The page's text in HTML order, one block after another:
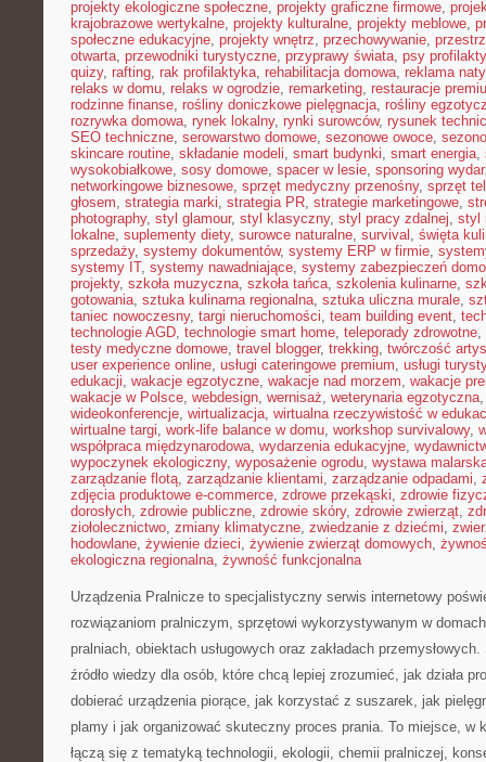
projekty ekologiczne społeczne, projekty graficzne firmowe,
krajobrazowe wertykalne, projekty kulturalne, projekty meblowe,
społeczne edukacyjne, projekty wnętrz, przechowywanie,
otwarta, przewodniki turystyczne, przyprawy świata, psy
quizy, rafting, rak profilaktyka, rehabilitacja domowa, reklama
relaks w domu, relaks w ogrodzie, remarketing, restauracje
rodzinne finanse, rośliny doniczkowe pielęgnacja, rośliny
rozrywka domowa, rynek lokalny, rynki surowców, rysunek
SEO techniczne, serowarstwo domowe, sezonowe owoce,
skincare routine, składanie modeli, smart budynki, smart energia,
wysokobiałkowe, sosy domowe, spacer w lesie, sponsoring
networkingowe biznesowe, sprzęt medyczny przenośny, sprzęt
głosem, strategia marki, strategia PR, strategie marketingowe,
photography, styl glamour, styl klasyczny, styl pracy zdalnej, styl
lokalne, suplementy diety, surowce naturalne, survival , święta
sprzedaży, systemy dokumentów, systemy ERP w firmie,
systemy IT, systemy nawadniające, systemy zabezpieczeń
projekty, szkoła muzyczna, szkoła tańca, szkolenia kulinarne,
gotowania, sztuka kulinarna regionalna, sztuka uliczna murale,
taniec nowoczesny, targi nieruchomości, team building event,
technologie AGD, technologie smart home, teleporady zdrowotne,
testy medyczne domowe, travel blogger, trekking, twórczość
user experience online, usługi cateringowe premium, usługi
edukacji, wakacje egzotyczne, wakacje nad morzem, wakacje
wakacje w Polsce, webdesign, wernisaż, weterynaria egzotyczna
wideokonferencje, wirtualizacja, wirtualna rzeczywistość w
wirtualne targi, work-life balance w domu, workshop survivalowy,
współpraca międzynarodowa, wydarzenia edukacyjne,
wypoczynek ekologiczny, wyposażenie ogrodu, wystawa
zarządzanie flotą, zarządzanie klientami, zarządzanie odpadami,
zdjęcia produktowe e-commerce, zdrowe przekąski, zdrowie
dorosłych, zdrowie publiczne, zdrowie skóry, zdrowie zwierząt,
ziołolecznictwo, zmiany klimatyczne, zwiedzanie z dziećmi,
hodowlane, żywienie dzieci, żywienie zwierząt domowych,
ekologiczna regionalna, żywność funkcjonalna
Urządzenia Pralnicze to specjalistyczny serwis internetowy
rozwiązaniom pralniczym, sprzętowi wykorzystywanym w
pralniach, obiektach usługowych oraz zakładach
źródło wiedzy dla osób, które chcą lepiej zrozumieć, jak działa
dobierać urządzenia piorące, jak korzystać z suszarek, jak
plamy i jak organizować skuteczny proces prania. To miejsce, w
łączą się z tematyką technologii, ekologii, chemii pralniczej,